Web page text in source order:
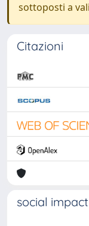
sottoposti a
Citazioni
social impact